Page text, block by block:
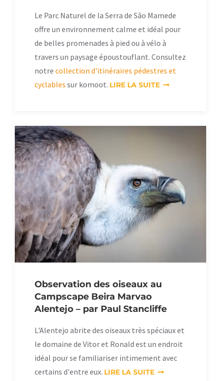
Le Parc Naturel de la Serra de São Mamede
offre un environnement calme et idéal pour
de belles promenades à pied ou à vélo à
travers un paysage époustouflant. Consultez
notre collection d'itinéraires pédestres et
cyclables sur komoot. LIRE LA SUITE
Observation des oiseaux au
Campscape Beira Marvao
Alentejo – par Paul Stancliffe
L'Alentejo abrite des oiseaux très spéciaux et
le domaine de Vitor et Ronald est un endroit
idéal pour se familiariser intimement avec
certains d'entre eux. LIRE LA SUITE